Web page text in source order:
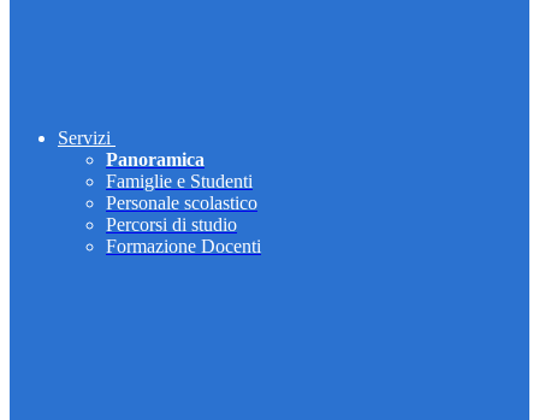
Servizi
Panoramica
Famiglie e Studenti
Personale scolastico
Percorsi di studio
Formazione Docenti